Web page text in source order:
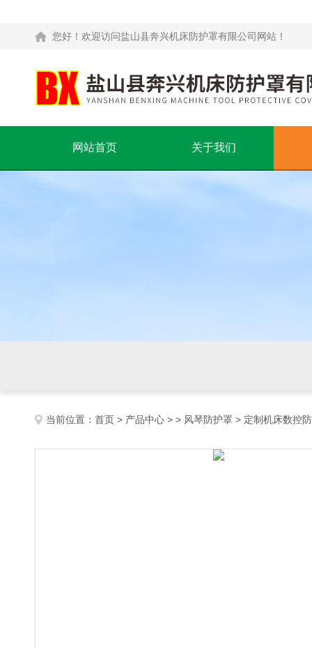
您好！欢迎访问盐山县奔兴机床防护罩有限公司网站！
网站首页 关于我们
当前位置： 首页 > 产品中心 > > 风琴防护罩 > 定制机床数控